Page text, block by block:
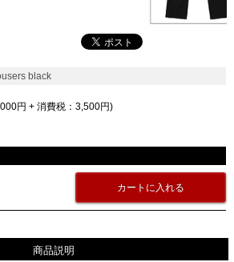
black
円 + 消費税：3,500円)
商品説明